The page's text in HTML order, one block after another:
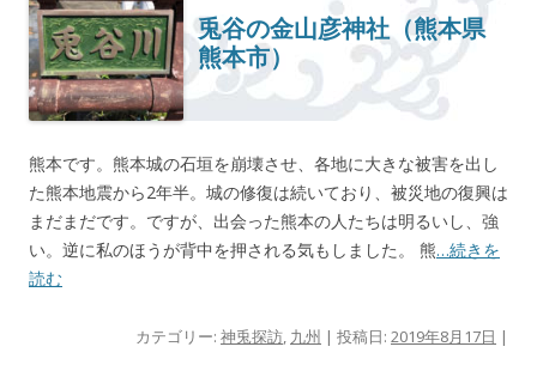
兎谷の金山彦神社（熊本県
熊本市）
熊本です。熊本城の石垣を崩壊させ、各地に大きな被害を出し
た熊本地震から2年半。城の修復は続いており、被災地の復興は
まだまだです。ですが、出会った熊本の人たちは明るいし、強
い。逆に私のほうが背中を押される気もしました。 熊…続きを
読む
カテゴリー: 神兎探訪, 九州 | 投稿日: 2019年8月17日 |